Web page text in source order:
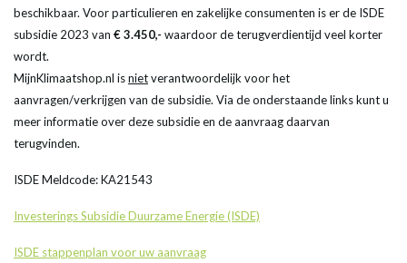
beschikbaar. Voor particulieren en zakelijke consumenten is er de ISDE
subsidie 2023 van € 3.450,- waardoor de terugverdientijd veel korter
wordt.
MijnKlimaatshop.nl isnietverantwoordelijk voor het
aanvragen/verkrijgen van de subsidie. Via de onderstaande links kunt u
meer informatie over deze subsidie en de aanvraag daarvan
terugvinden.
ISDE Meldcode: KA21543
Investerings Subsidie Duurzame Energie (ISDE)
ISDE stappenplan voor uw aanvraag